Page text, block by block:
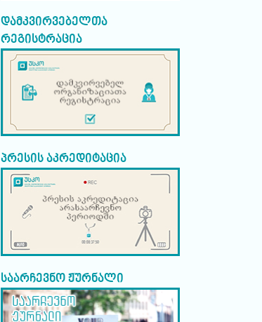
დამკვირვებელთა
რეგისტრაცია
პრესის აკრედიტაცია
საარჩევნო ჟურნალი